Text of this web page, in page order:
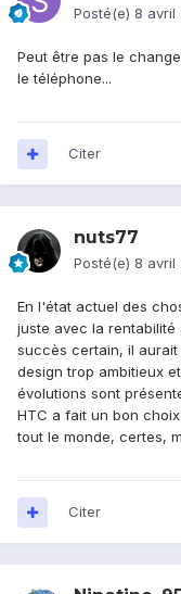
Posté(e) 8 avril
Peut être pas le
le téléphone...
Citer
nuts77
Posté(e) 8 avril
En l'état actuel des
juste avec la
succès certain, il
design trop ambitieux
évolutions sont
HTC a fait un bon
tout le monde, certes,
Citer